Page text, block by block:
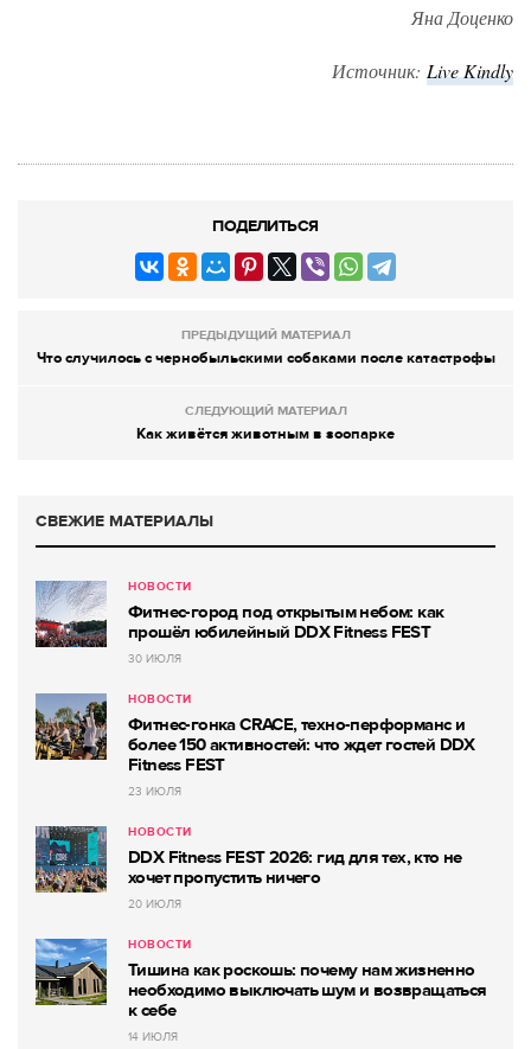
Яна Доценко
Источник: Live Kindly
ПОДЕЛИТЬСЯ
ПРЕДЫДУЩИЙ МАТЕРИАЛ
Что случилось с чернобыльскими собаками после катастрофы
СЛЕДУЮЩИЙ МАТЕРИАЛ
Как живётся животным в зоопарке
СВЕЖИЕ МАТЕРИАЛЫ
НОВОСТИ
Фитнес-город под открытым небом: как
прошёл юбилейный DDX Fitness FEST
30 ИЮЛЯ
НОВОСТИ
Фитнес-гонка CRACE, техно-перформанс и
более 150 активностей: что ждет гостей DDX
Fitness FEST
23 ИЮЛЯ
НОВОСТИ
DDX Fitness FEST 2026: гид для тех, кто не
хочет пропустить ничего
20 ИЮЛЯ
НОВОСТИ
Тишина как роскошь: почему нам жизненно
необходимо выключать шум и возвращаться
к себе
14 ИЮЛЯ